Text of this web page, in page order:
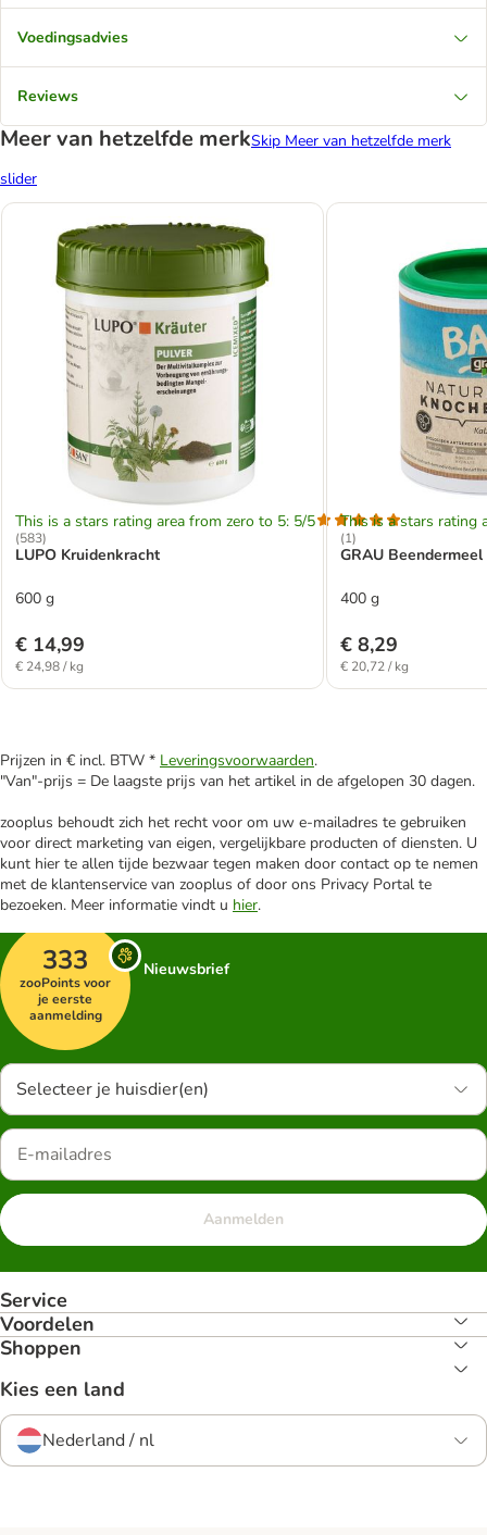
Voedingsadvies
Reviews
Meer van hetzelfde merkSkip Meer van hetzelfde merk
slider
This is a stars rating area from zero to 5: 5/5
(583)
LUPO Kruidenkracht
600 g
€ 14,99
€ 24,98 / kg
This is a stars rating
(1)
GRAU Beendermeel
400 g
€ 8,29
€ 20,72 / kg
Prijzen in € incl. BTW * Leveringsvoorwaarden.
"Van"-prijs = De laagste prijs van het artikel in de afgelopen 30 dagen.
zooplus behoudt zich het recht voor om uw e-mailadres te gebruiken
voor direct marketing van eigen, vergelijkbare producten of diensten. U
kunt hier te allen tijde bezwaar tegen maken door contact op te nemen
met de klantenservice van zooplus of door ons Privacy Portal te
bezoeken. Meer informatie vindt u hier.
333
zooPoints voor
je eerste
aanmelding
Nieuwsbrief
Selecteer je huisdier(en)
Aanmelden
Service
Voordelen
Shoppen
Kies een land
Nederland / nl